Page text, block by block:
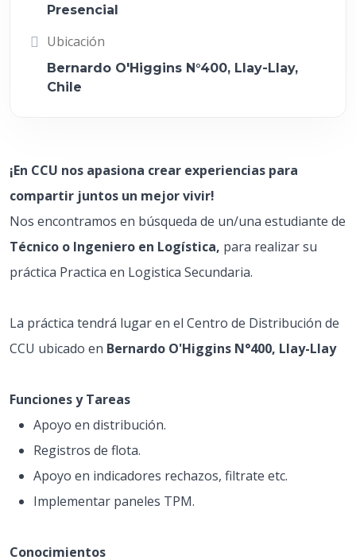
Presencial
Ubicación
Bernardo O'Higgins N°400, Llay-Llay,
Chile
¡En CCU nos apasiona crear experiencias para
compartir juntos un mejor vivir!
Nos encontramos en búsqueda de un/una estudiante de
Técnico o Ingeniero en Logística, para realizar su
práctica Practica en Logistica Secundaria.
La práctica tendrá lugar en el Centro de Distribución de
CCU ubicado en Bernardo O'Higgins N°400, Llay-Llay
Funciones y Tareas
Apoyo en distribución.
Registros de flota.
Apoyo en indicadores rechazos, filtrate etc.
Implementar paneles TPM.
Conocimientos